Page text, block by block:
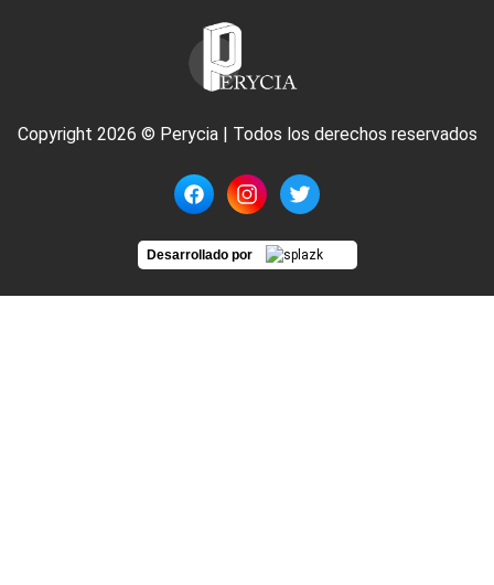
Copyright 2026 © Perycia | Todos los derechos reservados
Desarrollado por